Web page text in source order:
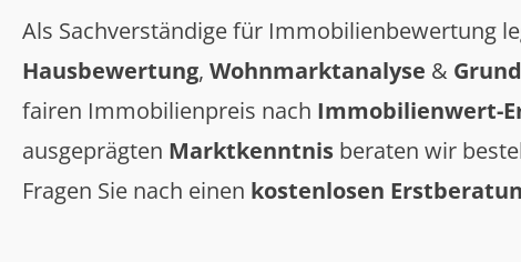
Als Sachverständige für Immobilienbewertung
Hausbewertung, Wohnmarktanalyse &
fairen Immobilienpreis nach Immobilienwert-
ausgeprägten Marktkenntnis beraten wir
Fragen Sie nach einen kostenlosen